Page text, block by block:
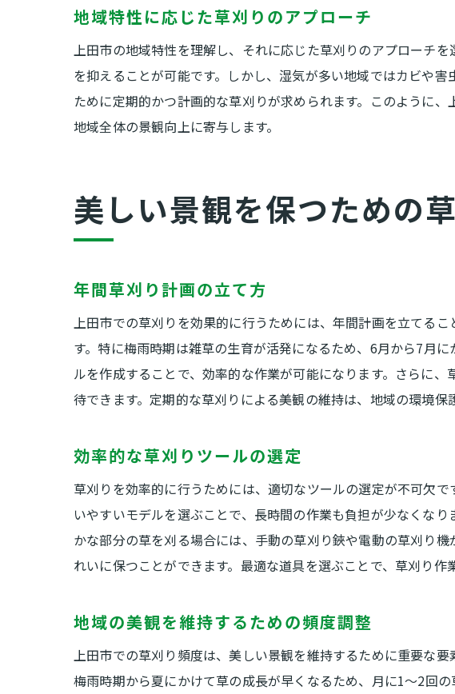
草刈り
草刈り
コミュ
美しい
季節ごとの
春の草
夏場の
自然環
地域特性に応じた草刈りのアプローチ
上田市の地域特性を理解し、それに応じた草刈りのアプローチ
を抑えることが可能です。しかし、湿気が多い地域ではカビや
ために定期的かつ計画的な草刈りが求められます。このように
地域全体の景観向上に寄与します。
美しい景観を保つための
年間草刈り計画の立て方
上田市での草刈りを効果的に行うためには、年間計画を立てる
す。特に梅雨時期は雑草の生育が活発になるため、6月から7月
ルを作成することで、効率的な作業が可能になります。さらに
待できます。定期的な草刈りによる美観の維持は、地域の環境
効率的な草刈りツールの選定
草刈りを効率的に行うためには、適切なツールの選定が不可欠
いやすいモデルを選ぶことで、長時間の作業も負担が少なくな
かな部分の草を刈る場合には、手動の草刈り鋏や電動の草刈り
れいに保つことができます。最適な道具を選ぶことで、草刈り作
地域の美観を維持するための頻度調整
上田市での草刈り頻度は、美しい景観を維持するために重要な
梅雨時期から夏にかけて草の成長が早くなるため、月に1〜2回